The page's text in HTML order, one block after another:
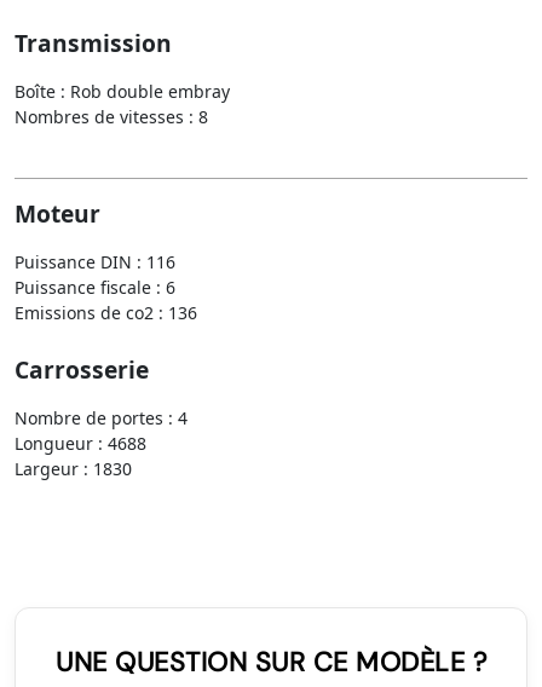
Transmission
Boîte : Rob double embray
Nombres de vitesses : 8
Moteur
Puissance DIN : 116
Puissance fiscale : 6
Emissions de co2 : 136
Carrosserie
Nombre de portes : 4
Longueur : 4688
Largeur : 1830
UNE QUESTION SUR CE MODÈLE ?